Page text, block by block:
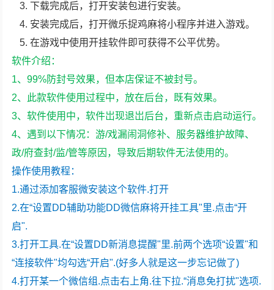
下载完成后，打开安装包进行安装。
安装完成后，打开微乐捉鸡麻将小程序并进入游戏。
在游戏中使用开挂软件即可获得不公平优势。
软件介绍：
1、99%防封号效果，但本店保证不被封号。
2、此款软件使用过程中，放在后台，既有效果。
3、软件使用中，软件岀现退岀后台，重新点击启动运行。
4、遇到以下情况：游/戏漏闹洞修补、服务器维护故障、
政/府查封/监/管等原因，导致后期软件无法使用的。
操作使用教程：
1.通过添加客服微安装这个软件.打开
2.在“设置DD辅助功能DD微信麻将开挂工具"里.点击“开
启".
3.打开工具.在“设置DD新消息提醒"里.前两个选项“设置"和
“连接软件"均勾选“开启".(好多人就是这一步忘记做了)
4.打开某一个微信组.点击右上角.往下拉.“消息免打扰"选项.